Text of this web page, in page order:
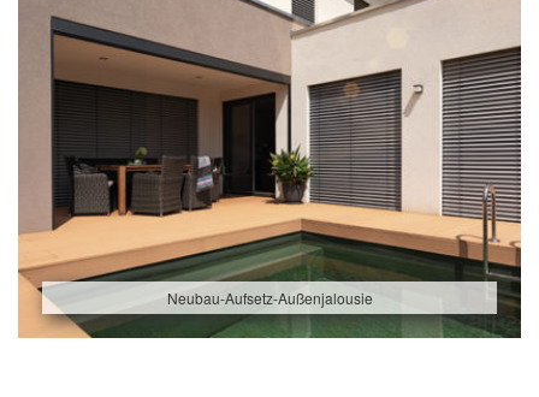
Neubau-Aufsetz-Außenjalousie